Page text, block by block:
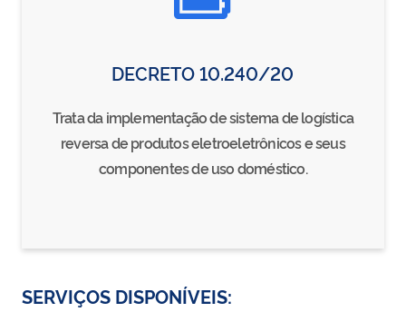
DECRETO 10.240/20
Trata da implementação de sistema de logística
reversa de produtos eletroeletrônicos e seus
componentes de uso doméstico.
SERVIÇOS DISPONÍVEIS: